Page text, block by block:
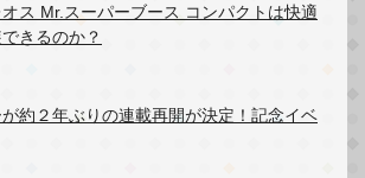
オス Mr.スーパーブース コンパクトは快適
きるのか？
約２年ぶりの連載再開が決定！記念イベ